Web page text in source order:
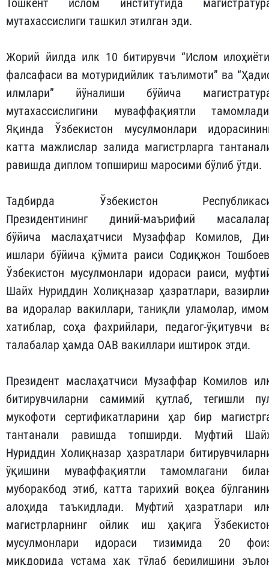
Тошкент ислом институтида
мутахассислиги ташкил этилган эди.
Жорий йилда илк 10 битирувчи “Ислом
фалсафаси ва мотуридийлик таълимоти” ва
илмлари” йўналиши бўйича
мутахассислигини муваффақиятли
Яқинда Ўзбекистон мусулмонлари
катта мажлислар залида магистрларга
равишда диплом топшириш маросими бўлиб ўтди.
Тадбирда Ўзбекистон
Президентининг диний-маърифий
бўйича маслаҳатчиси Музаффар Комилов,
ишлари бўйича қўмита раиси Содиқжон
Ўзбекистон мусулмонлари идораси раиси,
Шайх Нуриддин Холиқназар ҳазратлари,
ва идоралар вакиллари, таниқли уламолар,
хатиблар, соҳа фахрийлари, педагог-ўқитувчи
талабалар ҳамда ОАВ вакиллари иштирок этди.
Президент маслаҳатчиси Музаффар Комилов
битирувчиларни самимий қутлаб, тегишли
мукофоти сертификатларини ҳар бир
тантанали равишда топширди. Муфтий
Нуриддин Холиқназар ҳазратлари
ўқишини муваффақиятли тамомлагани
муборакбод этиб, катта тарихий воқеа
алоҳида таъкидлади. Муфтий ҳазратлари
магистрларнинг ойлик иш ҳақига
мусулмонлари идораси тизимида 20
миқдорида устама ҳақ тўлаб берилишини